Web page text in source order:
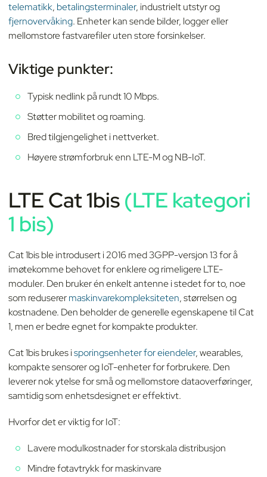
telematikk, betalingsterminaler, industrielt utstyr og
fjernovervåking. Enheter kan sende bilder, logger eller
mellomstore fastvarefiler uten store forsinkelser.
Viktige punkter:
Typisk nedlink på rundt 10 Mbps.
Støtter mobilitet og roaming.
Bred tilgjengelighet i nettverket.
Høyere strømforbruk enn LTE-M og NB-IoT.
LTE Cat 1bis(LTE kategori
1 bis)
Cat 1bis ble introdusert i 2016 med 3GPP-versjon 13 for å
imøtekomme behovet for enklere og rimeligere LTE-
moduler. Den bruker én enkelt antenne i stedet for to, noe
som reduserermaskinvarekompleksiteten, størrelsen og
kostnadene. Den beholder de generelle egenskapene til Cat
1, men er bedre egnet for kompakte produkter.
Cat 1bis brukes isporingsenheter for eiendeler, wearables,
kompakte sensorer og IoT-enheter for forbrukere. Den
leverer nok ytelse for små og mellomstore dataoverføringer,
samtidig som enhetsdesignet er effektivt.
Hvorfor det er viktig for IoT:
Lavere modulkostnader for storskala distribusjon
Mindre fotavtrykk for maskinvare